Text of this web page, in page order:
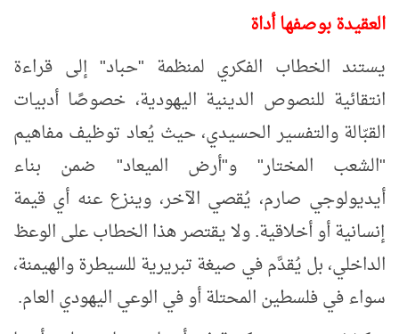
العقيدة بوصفها أداة
يستند الخطاب الفكري لمنظمة "حباد" إلى قراءة
انتقائية للنصوص الدينية اليهودية، خصوصًا أدبيات
القبّالة والتفسير الحسيدي، حيث يُعاد توظيف مفاهيم
"الشعب المختار" و"أرض الميعاد" ضمن بناء
أيديولوجي صارم، يُقصي الآخر، وينزع عنه أي قيمة
إنسانية أو أخلاقية. ولا يقتصر هذا الخطاب على الوعظ
الداخلي، بل يُقدَّم في صيغة تبريرية للسيطرة والهيمنة،
سواء في فلسطين المحتلة أو في الوعي اليهودي العام.